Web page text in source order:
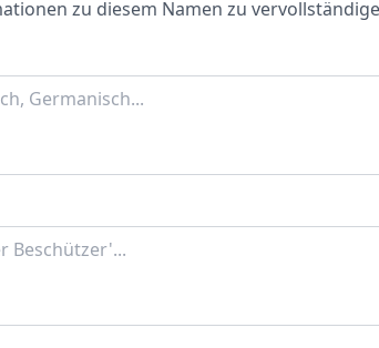
zu diesem Namen zu